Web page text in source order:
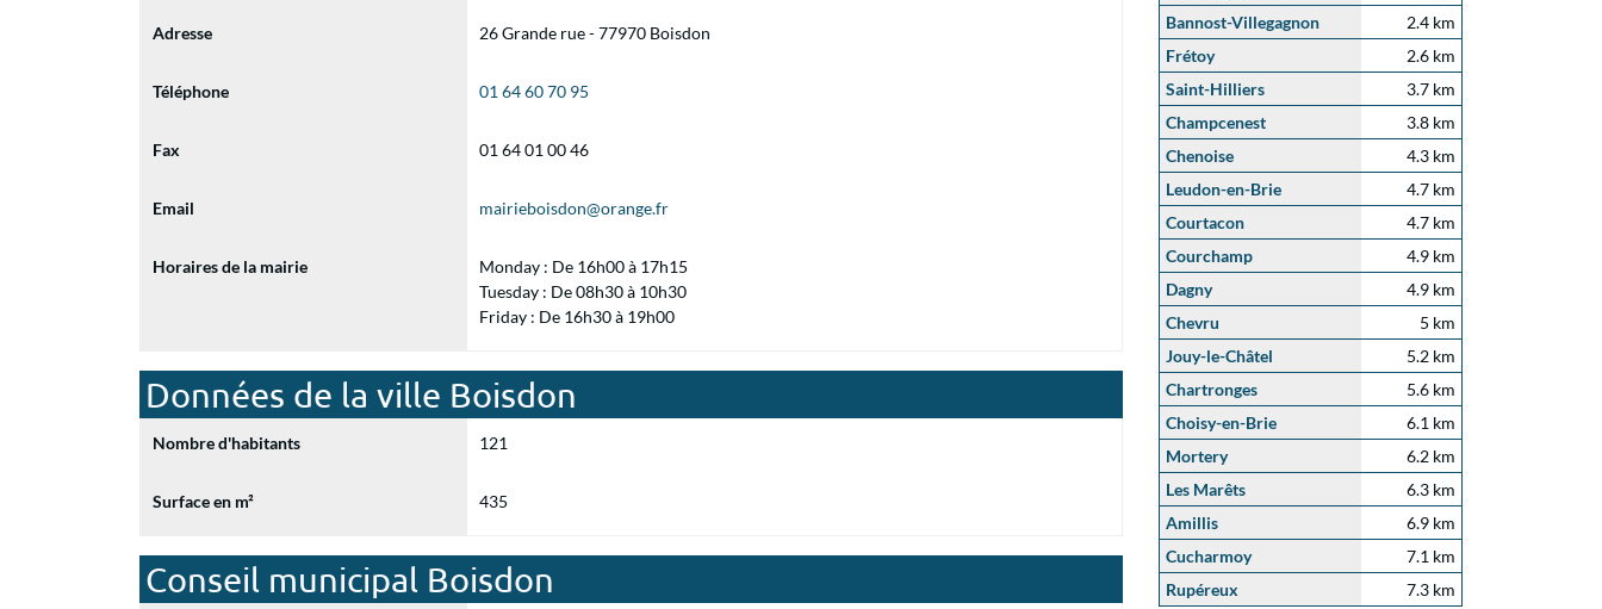
Adresse 26 Grande rue - 77970 Boisdon
Téléphone 01 64 60 70 95
Fax 01 64 01 00 46
Email mairieboisdon@orange.fr
Horaires de la mairie
Monday : De 16h00 à 17h15
Tuesday : De 08h30 à 10h30
Friday : De 16h30 à 19h00
Données de la ville Boisdon
Nombre d'habitants 121
Surface en m² 435
Conseil municipal Boisdon
Bannost-Villegagnon
2.4 km
Frétoy
2.6 km
Saint-Hilliers
3.7 km
Champcenest
3.8 km
Chenoise
4.3 km
Leudon-en-Brie
4.7 km
Courtacon
4.7 km
Courchamp
4.9 km
Dagny
4.9 km
Chevru
5 km
Jouy-le-Châtel
5.2 km
Chartronges
5.6 km
Choisy-en-Brie
6.1 km
Mortery
6.2 km
Les Marêts
6.3 km
Amillis
6.9 km
Cucharmoy
7.1 km
Rupéreux
7.3 km